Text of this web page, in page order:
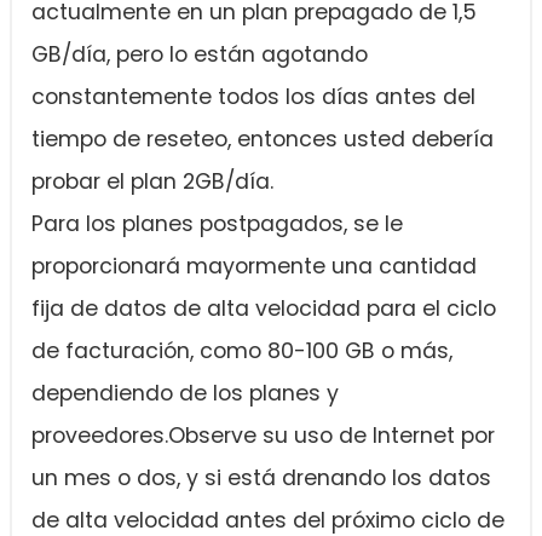
actualmente en un plan prepagado de 1,5
GB/día, pero lo están agotando
constantemente todos los días antes del
tiempo de reseteo, entonces usted debería
probar el plan 2GB/día.
Para los planes postpagados, se le
proporcionará mayormente una cantidad
fija de datos de alta velocidad para el ciclo
de facturación, como 80-100 GB o más,
dependiendo de los planes y
proveedores.Observe su uso de Internet por
un mes o dos, y si está drenando los datos
de alta velocidad antes del próximo ciclo de